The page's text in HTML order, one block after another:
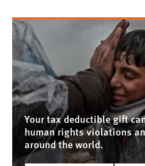
Your tax deductible gift
human rights violations
around the world.